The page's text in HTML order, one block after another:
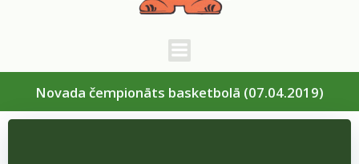
Novada čempionāts basketbolā (07.04.2019)